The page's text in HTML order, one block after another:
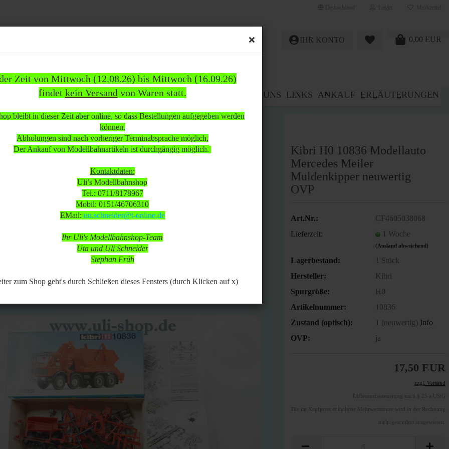
Zeit von Mittwoch (12.08.26) bis Mittwoch (16.09.26)
findet kein Versand von Waren statt.
bleibt in dieser Zeit aber online, so dass Bestellungen aufgegeben werden
können.
Abholungen sind nach vorheriger Terminabsprache möglich,
Der Ankauf von Modellbahnartikeln ist durchgängig möglich.
Kontaktdaten:
Uli’s Modellbahnshop
Tel.: 0711/8178967
Mobil: 0151/46706310
EMail: uu.schneider@t-online.de
Ihr Uli's Modellbahnshop-Team
Uta und Uli Schneider
Stephan Früh
zum Shop geht's durch Schließen dieses Fensters (durch Klicken auf x)
0,00 EUR
IHR KONTO
INFOS KUNDEN ÜBER UNS LINKS ANKAUF ERLÄUTERUNGEN
WEITERE
» »
Mercedes Meiler Muldenkipper neuwertig OVP
(12.08.26) bis Mittwoch (16.09.26)
dieser Zeit aber online, so dass Bestellungen aufgegeben werden können.
nach vorheriger Terminabsprache möglich,
Modellbahnartikeln ist durchgängig möglich.
weiter » Letzter »
Kibri H0 10836 Modellauto
Mercedes Meiler
Muldenkipper neuwertig
OVP
Art.Nr.:
CF4605038068
Lieferzeit:
1 Woche
(Ausland abweichend)
Lagerbestand: 1 Stück
Hersteller:
Kibri
Spurgröße:
H0
Artikelnummer:
10836
Zustand (optisch):
1 (neuwertig) Info
OVP:
ja
17,50 EUR
zzgl. Versand
Differenzbesteuerung nach § 25 a UStG
Die im Kaufpreis enthaltene Mehrwertsteuer wird in der Rechnung
nicht gesondert ausgewiesen.